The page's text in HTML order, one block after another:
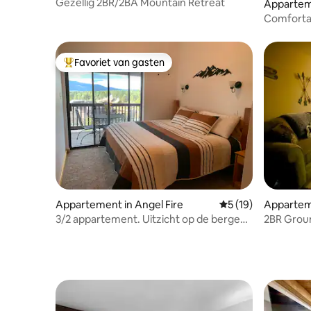
Topfavoriet van gasten
Favoriet van gasten
Appartement in Angel Fire Gemiddelde
5 (19)
3/2 appartement. Uitzicht op de bergen.
2BR